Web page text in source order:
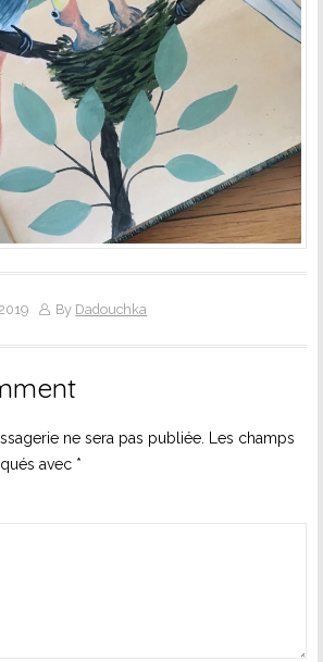
By Dadouchka
ne sera pas publiée.
Les champs
avec *